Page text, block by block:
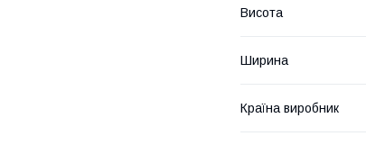
Висота
Ширина
Країна виробник